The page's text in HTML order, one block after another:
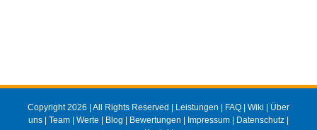
Copyright 2026 | All Rights Reserved | Leistungen | FAQ | Wiki | Über
uns | Team | Werte | Blog | Bewertungen | Impressum | Datenschutz |